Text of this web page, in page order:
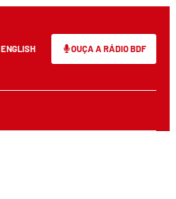
ENGLISH OUÇA A RÁDIO BDF